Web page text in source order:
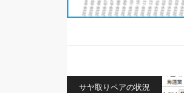
サヤ取りペアの状況